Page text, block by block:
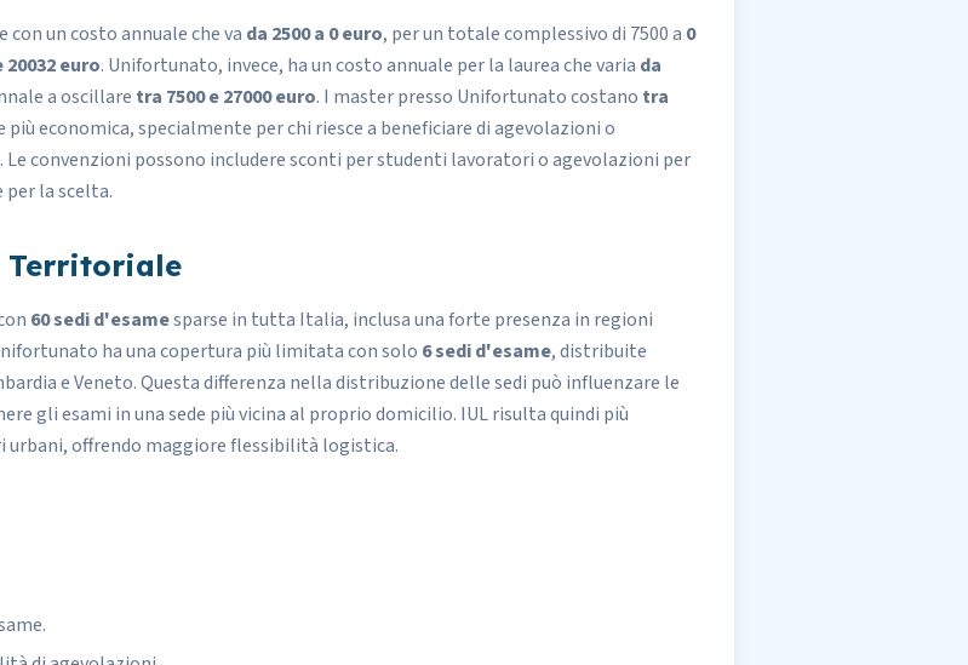
con uncosto annualeche va da 2500 a 0 euro, per un totale complessivo di 7500 a 0
20032 euro. Unifortunato, invece, ha un costo annuale per la laurea che varia da
a oscillare tra 7500 e 27000 euro. I master presso Unifortunato costano tra
più economica, specialmente per chi riesce a beneficiare di agevolazioni o
convenzioni possono includere sconti per studenti lavoratori o agevolazioni per
la scelta.
Territoriale
60 sedi d'esamesparse in tutta Italia, inclusa una forte presenza in regioni
ha una copertura più limitata con solo 6 sedi d'esame, distribuite
e Veneto. Questa differenza nella distribuzione delle sedi può influenzare le
gli esami in una sede più vicina al proprio domicilio. IUL risulta quindi più
urbani, offrendo maggiore flessibilità logistica.